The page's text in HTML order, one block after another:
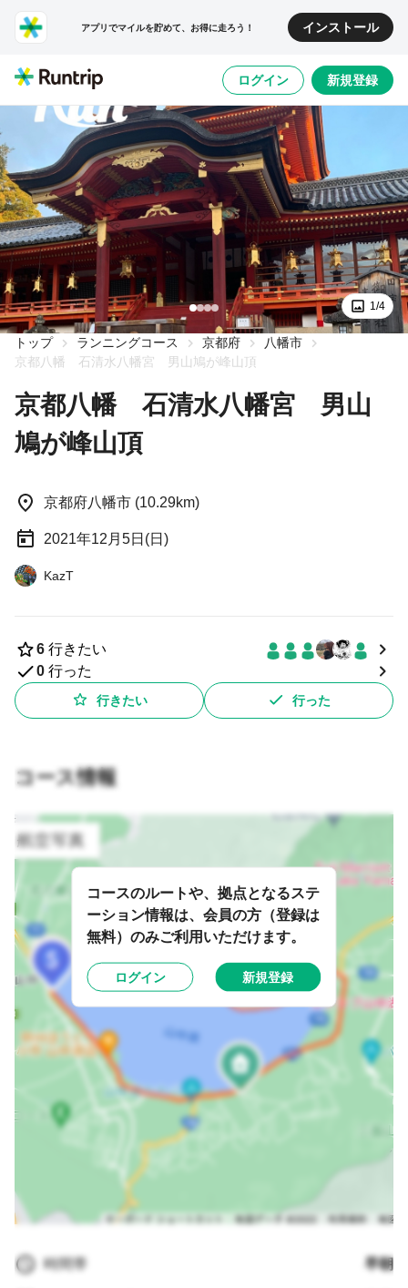
アプリでマイルを貯めて、お得に走ろう！ インストール
ログイン 新規登録
1/4
トップ ランニングコース 京都府
八幡市
京都八幡 石清水八幡宮 男山鳩が峰山頂
京都八幡 石清水八幡宮 男山
鳩が峰山頂
京都府八幡市 (10.29km)
2021年12月5日(日)
KazT
6 行きたい
0 行った
行きたい 行った
コース情報
時間帯 早朝
コースのルートや、拠点となるステ
ーション情報は、会員の方（登録は
無料）のみご利用いただけます。
ログイン 新規登録